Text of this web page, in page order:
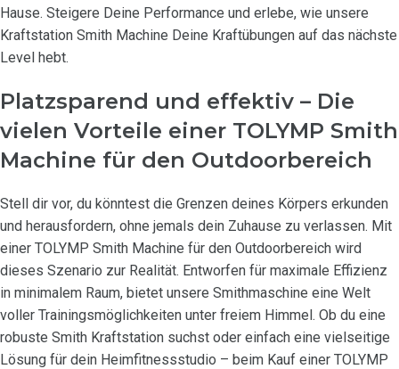
Hause. Steigere Deine Performance und erlebe, wie unsere
Kraftstation Smith Machine Deine Kraftübungen auf das nächste
Level hebt.
Platzsparend und effektiv – Die
vielen Vorteile einer TOLYMP Smith
Machine für den Outdoorbereich
Stell dir vor, du könntest die Grenzen deines Körpers erkunden
und herausfordern, ohne jemals dein Zuhause zu verlassen. Mit
einer TOLYMP Smith Machine für den Outdoorbereich wird
dieses Szenario zur Realität. Entworfen für maximale Effizienz
in minimalem Raum, bietet unsere Smithmaschine eine Welt
voller Trainingsmöglichkeiten unter freiem Himmel. Ob du eine
robuste Smith Kraftstation suchst oder einfach eine vielseitige
Lösung für dein Heimfitnessstudio – beim Kauf einer TOLYMP